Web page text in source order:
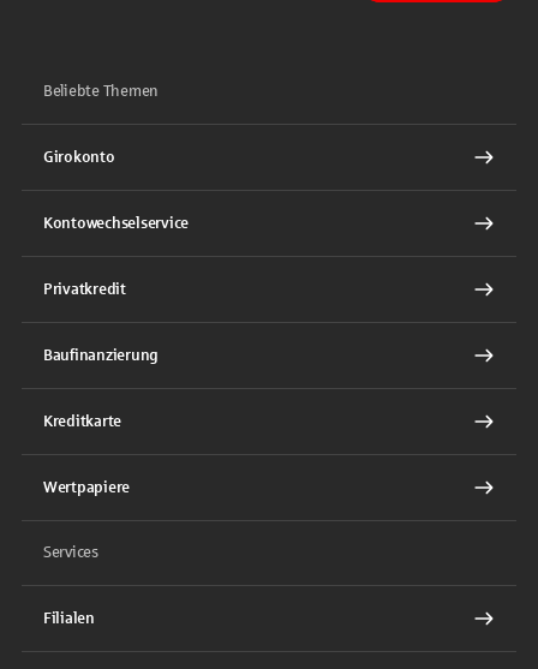
Beliebte Themen
Girokonto
Kontowechselservice
Privatkredit
Baufinanzierung
Kreditkarte
Wertpapiere
Services
Filialen